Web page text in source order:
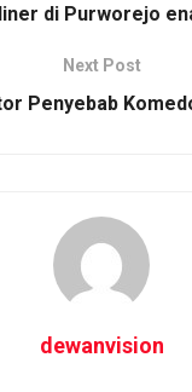
di Purworejo
Next Post
Penyebab
dewanvision